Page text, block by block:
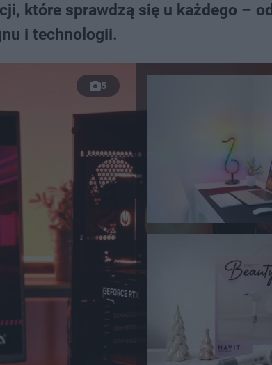
które sprawdzą się u każdego – od
i technologii.
5